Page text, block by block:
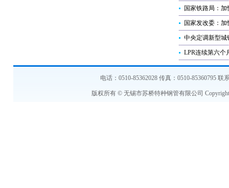
国家铁路局：
国家发改委：
中央定调新型
LPR连续第六个
电话：0510-85362028 传真：0510-85360795
版权所有 © 无锡市苏桥特种钢管有限公司